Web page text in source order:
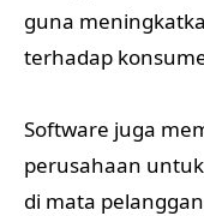
guna
terhadap
Software juga
perusahaan
di mata